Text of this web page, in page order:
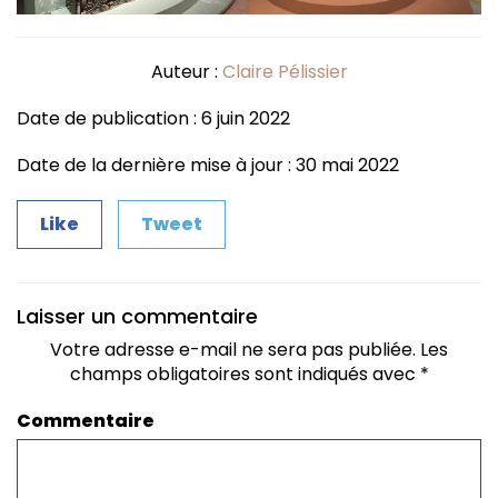
Auteur : Claire Pélissier
Date de publication : 6 juin 2022
Date de la dernière mise à jour : 30 mai 2022
Like Tweet
Laisser un commentaire
Votre adresse e-mail ne sera pas publiée. Les
champs obligatoires sont indiqués avec *
Commentaire